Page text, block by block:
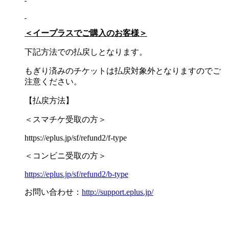
＜イープラスでご購入のお客様＞
下記方法での払戻しとなります。
もぎり済みのチケットは払戻対象外となりますのでご
注意ください。
【払戻方法】
＜スマチケ受取の方＞
https://eplus.jp/sf/refund2/f-type
＜コンビニ受取の方＞
https://eplus.jp/sf/refund2/b-type
お問い合わせ： http://support.eplus.jp/